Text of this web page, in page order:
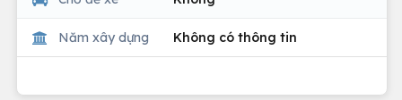
Năm xây dựng Không có thông tin